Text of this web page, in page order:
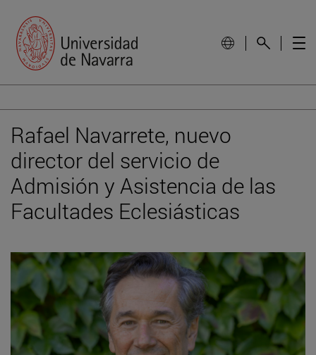
Rafael Navarrete, nuevo
director del servicio de
Admisión y Asistencia de las
Facultades Eclesiásticas